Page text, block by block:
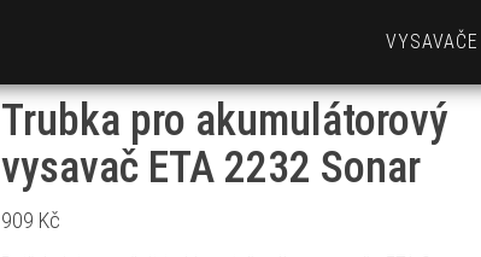
VYSAVAČE
Trubka pro akumulátorový
vysavač ETA 2232 Sonar
909 Kč